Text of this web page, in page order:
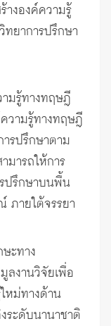
างองค์ความรู้
ยาการปรึกษา
มรู้ทางทฤษฎี
วามรู้ทางทฤษฎี
ารปรึกษาตาม
มารถให้การ
ปรึกษาบนพื้น
ภายใต้จรรยา
ะทาง
ลงานวิจัยเพื่อ
หม่ทางด้าน
ระดับนานาชาติ